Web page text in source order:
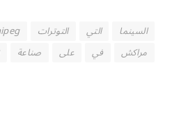
التوترات التي
السينما
صناعة على في
مراكش